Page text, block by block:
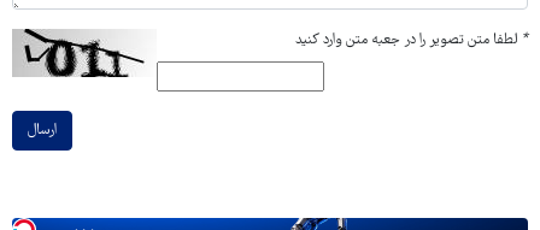
* لطفا متن تصویر را در جعبه متن وارد کنید
ارسال